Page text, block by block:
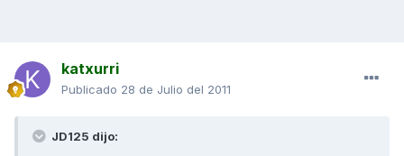
katxurri
Publicado 28 de Julio del 2011
JD125 dijo: